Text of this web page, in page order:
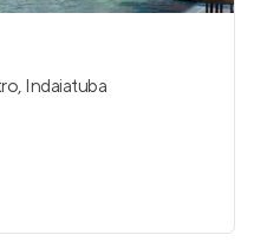
, Indaiatuba